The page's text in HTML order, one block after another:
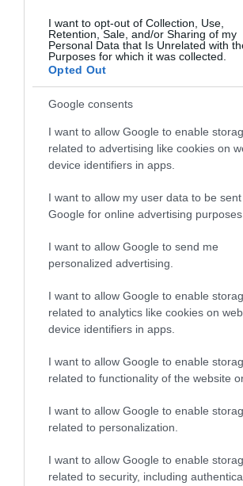
I want to opt-out of Collection, Use,
Retention, Sale, and/or Sharing of my
Personal Data that Is Unrelated with
Purposes for which it was collected.
Opted Out
Google consents
I want to allow Google to enable
related to advertising like cookies on
device identifiers in apps.
I want to allow my user data to be
Google for online advertising purposes.
I want to allow Google to send me
personalized advertising.
I want to allow Google to enable
related to analytics like cookies on
device identifiers in apps.
I want to allow Google to enable
related to functionality of the website
I want to allow Google to enable
related to personalization.
I want to allow Google to enable
related to security, including
Τούρκος – Εκκρεμούσε
ερυθρά αγγελία
Είχε απασχολήσει τις Αρχές για κατοχή
οπλοκατοχή